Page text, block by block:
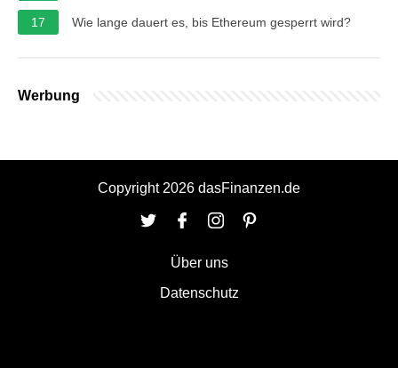
17 Wie lange dauert es, bis Ethereum gesperrt wird?
Werbung
Copyright 2026 dasFinanzen.de
Über uns
Datenschutz